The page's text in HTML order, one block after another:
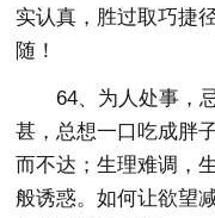
实认真，胜过取巧捷
随！
64、为人处事，
甚，总想一口吃成胖
而不达；生理难调，
般诱惑。如何让欲望